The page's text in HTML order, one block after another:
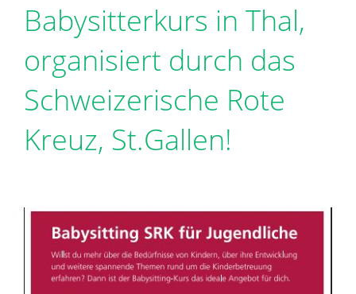
Babysitterkurs in Thal,
organisiert durch das
Schweizerische Rote
Kreuz, St.Gallen!